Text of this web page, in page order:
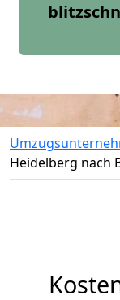
Heidelberg nach